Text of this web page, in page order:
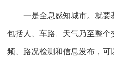
一是全息感知城市。就要基
包括人、车路、天气乃至整
频、路况检测和信息发布，可